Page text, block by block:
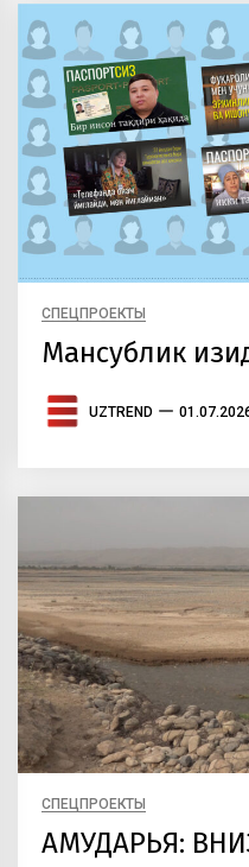
СПЕЦПРОЕКТЫ
Мансублик
UZTREND
СПЕЦПРОЕКТЫ
АМУДАРЬЯ: